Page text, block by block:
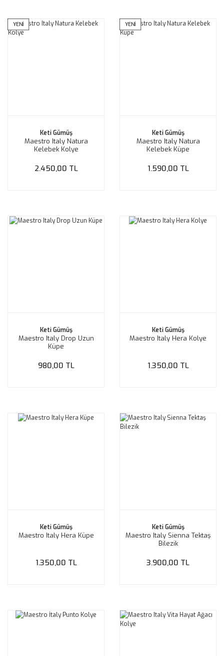
YENİ
Keti Gümüş
Maestro Italy Natura
Kelebek Kolye
2.450,00 TL
YENİ
Keti Gümüş
Maestro Italy Natura
Kelebek Küpe
1.590,00 TL
Keti Gümüş
Maestro Italy Drop Uzun
Küpe
980,00 TL
Keti Gümüş
Maestro Italy Hera Kolye
1.350,00 TL
Keti Gümüş
Maestro Italy Hera Küpe
1.350,00 TL
Keti Gümüş
Maestro Italy Sienna Tektaş
Bilezik
3.900,00 TL